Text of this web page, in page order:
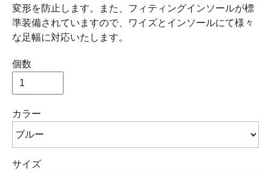
変形を防止します。また、フィティングインソールが標
準装備されていますので、ワイズとインソールにて様々
な足幅に対応いたします。
個数
カラー
サイズ